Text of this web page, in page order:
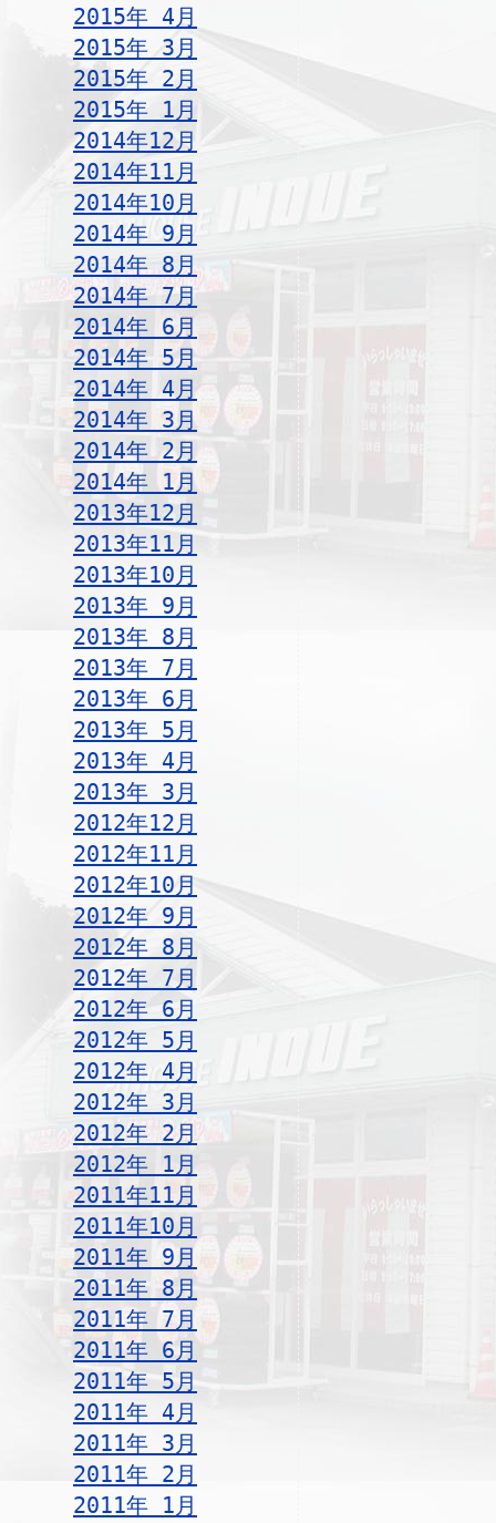
2015年 4月
2015年 3月
2015年 2月
2015年 1月
2014年12月
2014年11月
2014年10月
2014年 9月
2014年 8月
2014年 7月
2014年 6月
2014年 5月
2014年 4月
2014年 3月
2014年 2月
2014年 1月
2013年12月
2013年11月
2013年10月
2013年 9月
2013年 8月
2013年 7月
2013年 6月
2013年 5月
2013年 4月
2013年 3月
2012年12月
2012年11月
2012年10月
2012年 9月
2012年 8月
2012年 7月
2012年 6月
2012年 5月
2012年 4月
2012年 3月
2012年 2月
2012年 1月
2011年11月
2011年10月
2011年 9月
2011年 8月
2011年 7月
2011年 6月
2011年 5月
2011年 4月
2011年 3月
2011年 2月
2011年 1月